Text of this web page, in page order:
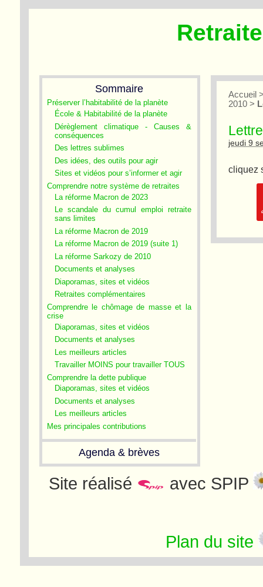
Sommaire
Préserver l’habitabilité de la planète
École & Habitabilité de la planète
Dérèglement climatique - Causes &
conséquences
Des lettres sublimes
Des idées, des outils pour agir
Sites et vidéos pour s’informer et agir
Comprendre notre système de retraites
La réforme Macron de 2023
Le scandale du cumul emploi retraite
sans limites
La réforme Macron de 2019
La réforme Macron de 2019 (suite 1)
La réforme Sarkozy de 2010
Documents et analyses
Diaporamas, sites et vidéos
Retraites complémentaires
Comprendre le chômage de masse et la
crise
Diaporamas, sites et vidéos
Documents et analyses
Les meilleurs articles
Travailler MOINS pour travailler TOUS
Comprendre la dette publique
Diaporamas, sites et vidéos
Documents et analyses
Les meilleurs articles
Mes principales contributions
Agenda & brèves
Accueil
2010 >
jeudi 9
cliquez
Site réalisé avec SPIP
Plan du site